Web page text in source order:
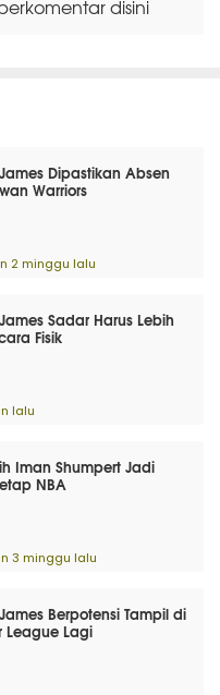
disini
Dipastikan Absen
Warriors
2 minggu lalu
Sadar Harus Lebih
Fisik
lalu
Iman Shumpert Jadi
NBA
3 minggu lalu
Berpotensi Tampil di
League Lagi